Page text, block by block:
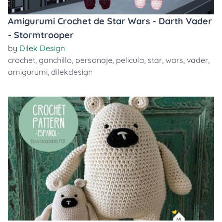
Amigurumi Crochet de Star Wars - Darth Vader
- Stormtrooper
by Dilek Design
crochet, ganchillo, personaje, pelicula, star, wars, vader,
amigurumi, dilekdesign